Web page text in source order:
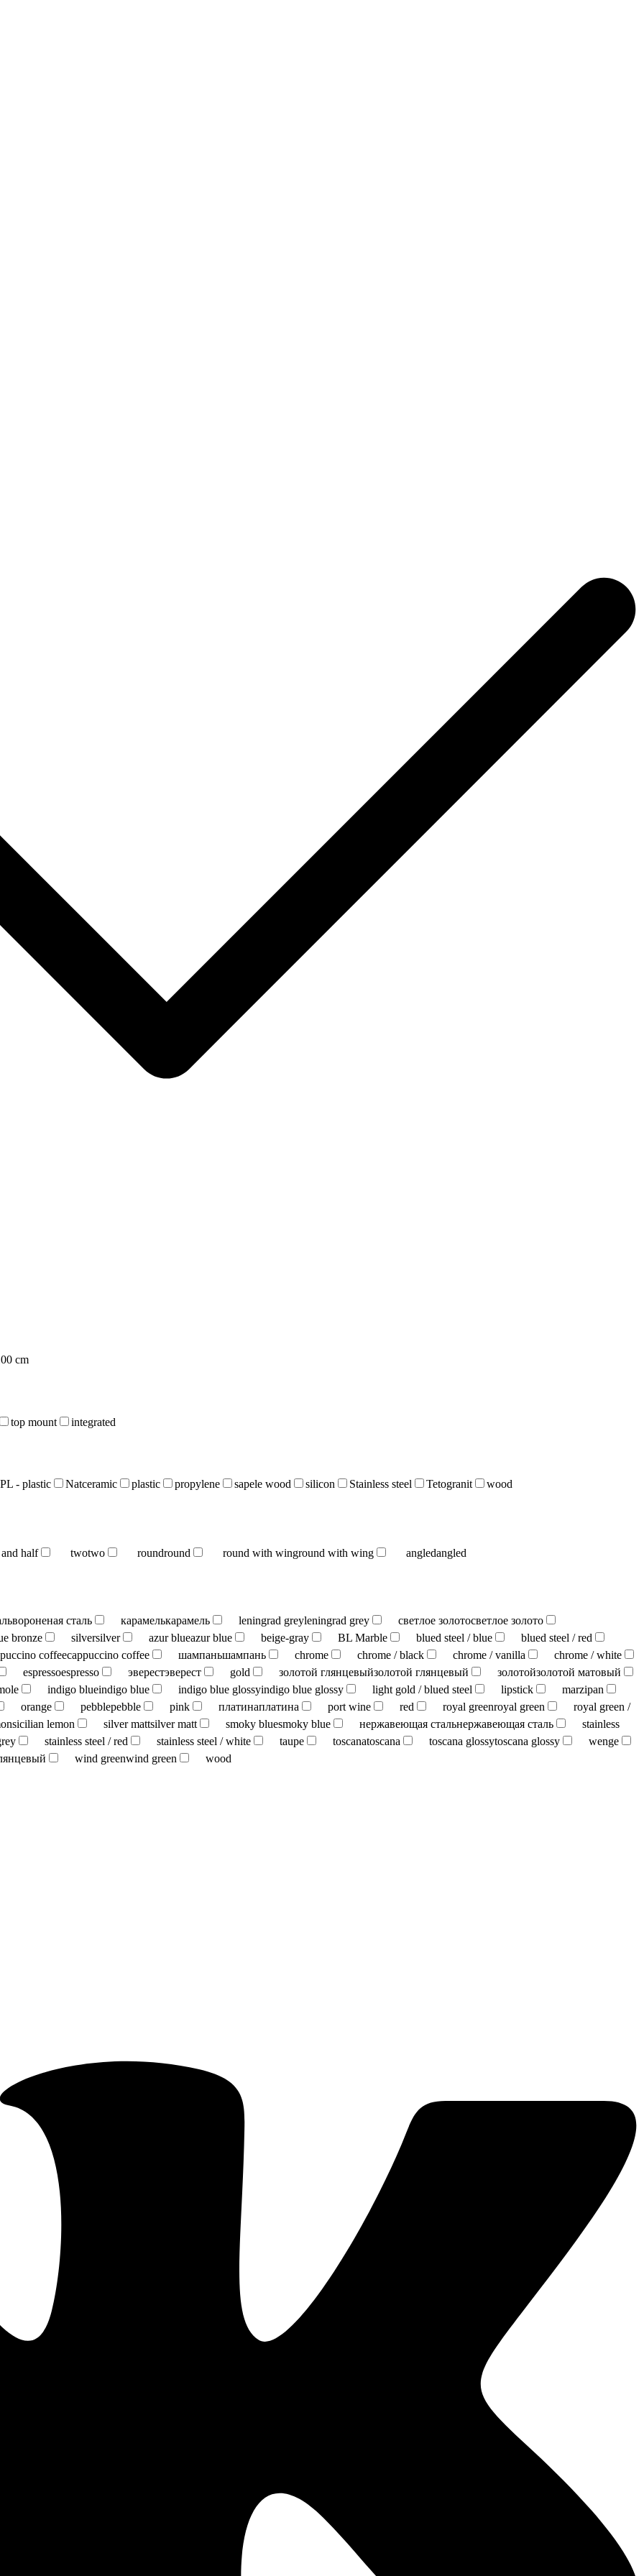
cm
top mount integrated
- plastic Natceramic plastic propylene sapele wood silicon Stainless steel Tetogranit wood
half twotwo roundround round with winground with wing angledangled
вороненая сталь карамелькарамель leningrad greyleningrad grey светлое золотосветлое золото
bronze silversilver azur blueazur blue beige-gray BL Marble blued steel / blue
blued steel / red
coffeecappuccino coffee шампаньшампань chrome chrome / black chrome / vanilla
chrome / white
espressoespresso эверестэверест gold золотой глянцевыйзолотой глянцевый золотойзолотой матовый
indigo blueindigo blue indigo blue glossyindigo blue glossy light gold / blued steel lipstick
marzipan
orange pebblepebble pink платинаплатина port wine red royal greenroyal green
royal green /
sicilian lemon silver mattsilver matt smoky bluesmoky blue нержавеющая стальнержавеющая сталь
stainless
stainless steel / red stainless steel / white taupe toscanatoscana toscana glossytoscana glossy
wenge
wind greenwind green wood